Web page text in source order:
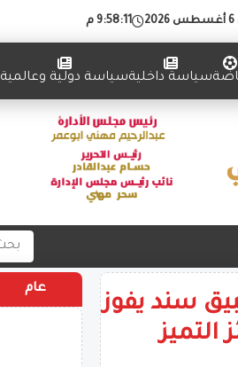
9:58:12 م
سياسة داخليةسياسة دولية وعالمية
سند يفوز
التميز
عام